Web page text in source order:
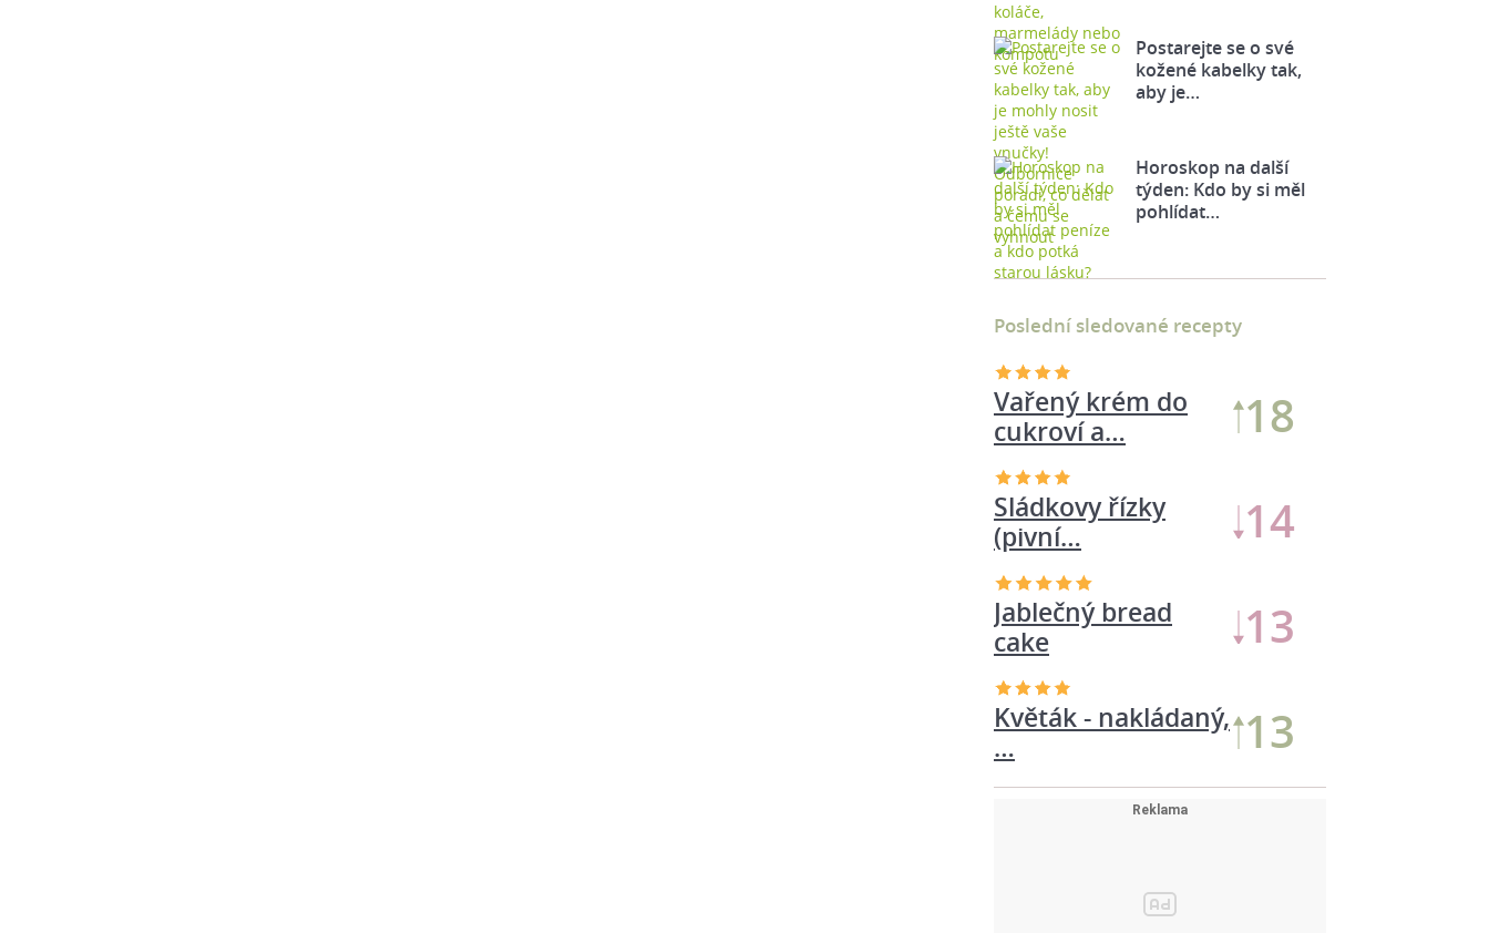
Postarejte se o své
kožené kabelky tak,
aby je…
Horoskop na další
týden: Kdo by si měl
pohlídat…
Poslední sledované recepty
Květák - nakládaný,
…
13
Sládkovy řízky
(pivní…
14
Vařený krém do
cukroví a…
18
Jablečný bread
cake
13